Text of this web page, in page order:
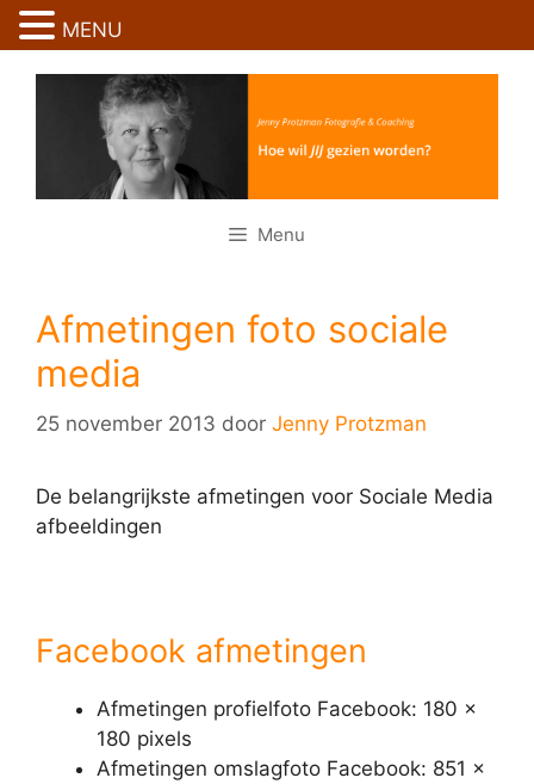
Ga
naar
Menu
Afmetingen foto sociale
media
25 november 2013 door Jenny Protzman
De belangrijkste afmetingen voor Sociale Media
afbeeldingen
Facebook afmetingen
Afmetingen profielfoto Facebook: 180 x
180 pixels
Afmetingen omslagfoto Facebook: 851 x
MENU